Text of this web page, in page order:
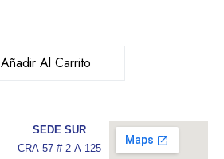
Añadir Al Carrito
SEDE SUR
CRA 57 # 2 A 125